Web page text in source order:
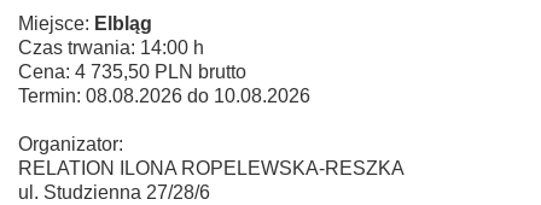
Miejsce: Elbląg
Czas trwania: 14:00 h
Cena: 4 735,50 PLN brutto
Termin: 08.08.2026 do 10.08.2026
Organizator:
RELATION ILONA ROPELEWSKA-RESZKA
ul. Studzienna 27/28/6